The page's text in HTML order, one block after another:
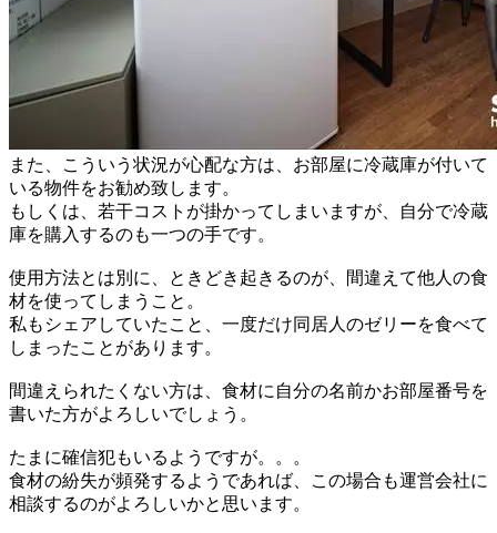
また、こういう状況が心配な方は、お部屋に冷蔵庫が付いて
いる物件をお勧め致します。
もしくは、若干コストが掛かってしまいますが、自分で冷蔵
庫を購入するのも一つの手です。
使用方法とは別に、ときどき起きるのが、間違えて他人の食
材を使ってしまうこと。
私もシェアしていたこと、一度だけ同居人のゼリーを食べて
しまったことがあります。
間違えられたくない方は、食材に自分の名前かお部屋番号を
書いた方がよろしいでしょう。
たまに確信犯もいるようですが。。。
食材の紛失が頻発するようであれば、この場合も運営会社に
相談するのがよろしいかと思います。